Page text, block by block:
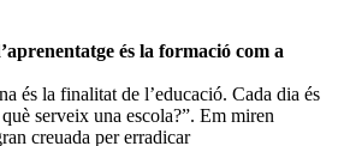
és la formació com a
és la finalitat de l’educació. Cada dia és
serveix una escola?”. Em miren
creuada per erradicar